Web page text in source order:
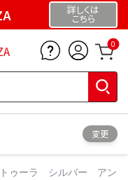
詳しくは
こちら
0
変更
トゥーラ シルバー アン